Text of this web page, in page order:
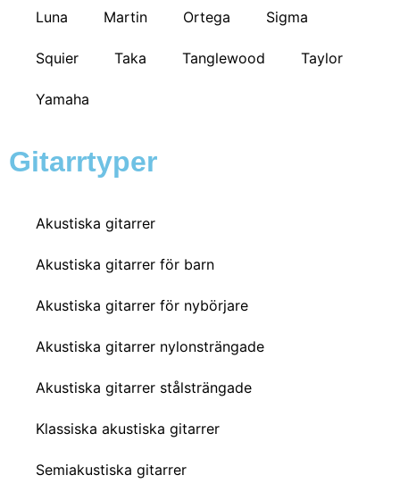
Luna Martin Ortega Sigma
Squier Taka Tanglewood Taylor
Yamaha
Gitarrtyper
Akustiska gitarrer
Akustiska gitarrer för barn
Akustiska gitarrer för nybörjare
Akustiska gitarrer nylonsträngade
Akustiska gitarrer stålsträngade
Klassiska akustiska gitarrer
Semiakustiska gitarrer